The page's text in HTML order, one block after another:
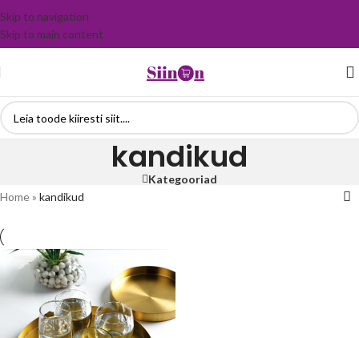
Skip to navigation
Skip to main content
kandikud
Kategooriad
Home» kandikud